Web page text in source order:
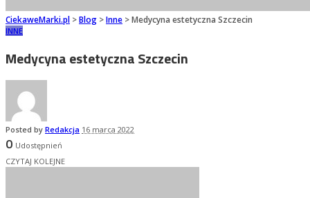
CiekaweMarki.pl >Blog >Inne >Medycyna estetyczna Szczecin
INNE
Medycyna estetyczna Szczecin
Posted by Redakcja 16 marca 2022
0 Udostępnień
CZYTAJ KOLEJNE